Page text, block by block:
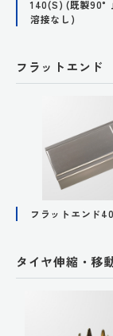
140(S) (既製90°
溶接なし)
フラットエンド
フラットエンド
タイヤ伸縮・移